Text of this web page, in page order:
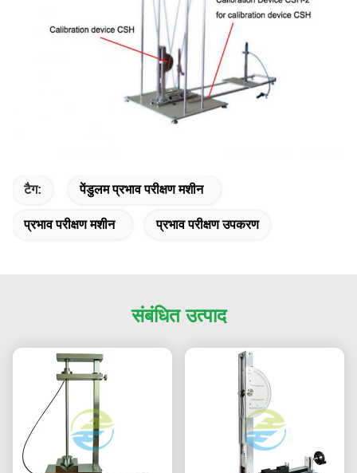
टैग: पेंडुलम प्रभाव परीक्षण मशीन
प्रभाव परीक्षण मशीन प्रभाव परीक्षण उपकरण
संबंधित उत्पाद